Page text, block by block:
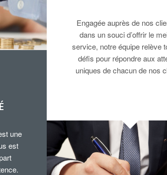
une
est
Engagée auprès de nos
dans un souci d’offrir le
service, notre équipe relève
défis pour répondre aux
uniques de chacun de nos